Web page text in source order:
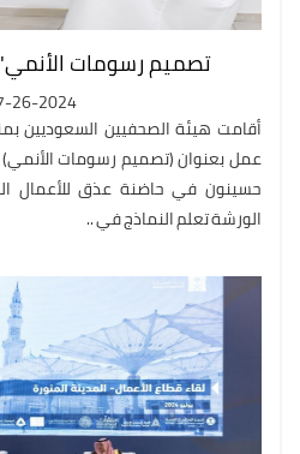
تصميم رسومات
26-2024
أقامت هيئة الصحفيين السعوديين
عمل بعنوان (تصميم رسومات الأنمي)
حسينون في حاضنة عذق للأعمال
الورشة تعلم النماذج في ..